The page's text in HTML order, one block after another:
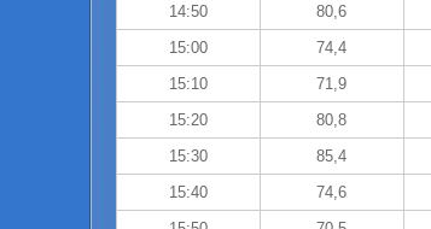
14:50
80,6
15:00
74,4
15:10
71,9
15:20
80,8
15:30
85,4
15:40
74,6